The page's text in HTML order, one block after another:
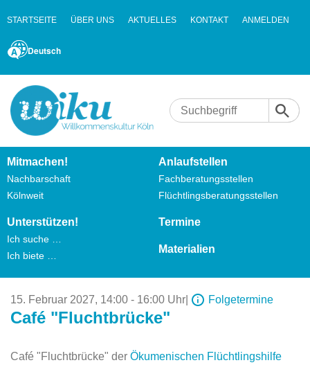
STARTSEITE ÜBER UNS AKTUELLES KONTAKT ANMELDEN
Deutsch
Mitmachen!
Nachbarschaft
Kölnweit
Anlaufstellen
Fachberatungsstellen
Flüchtlingsberatungsstellen
Unterstützen!
Ich suche …
Ich biete …
Termine
Materialien
15. Februar 2027, 14:00 - 16:00 Uhr Folgetermine
Café "Fluchtbrücke"
Café "Fluchtbrücke" der Ökumenischen Flüchtlingshilfe